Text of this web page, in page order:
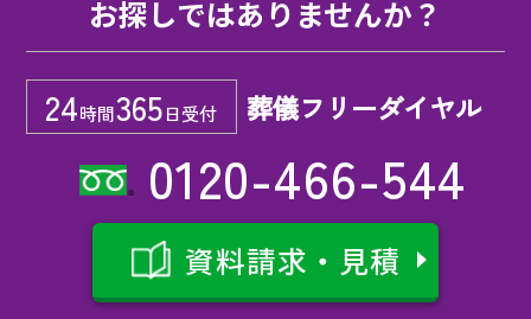
お探しではありませんか？
24時間365日受付 葬儀フリーダイヤル
0120-466-544
資料請求・見積